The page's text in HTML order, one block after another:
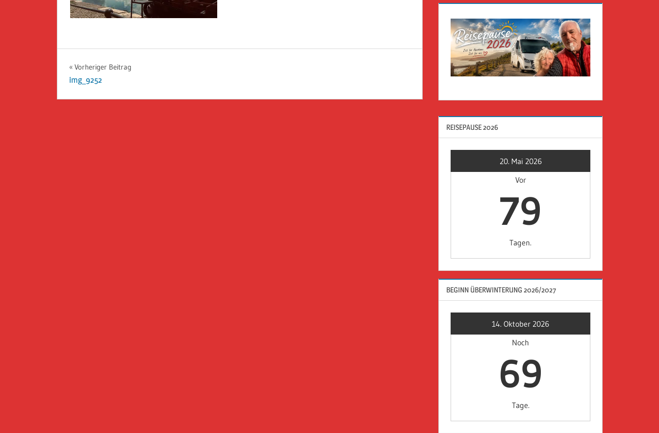
Beitragsnavigation
Vorheriger Beitrag
img_9252
REISEPAUSE 2026
20. Mai 2026
Vor
79
Tagen.
BEGINN ÜBERWINTERUNG 2026/2027
14. Oktober 2026
Noch
69
Tage.